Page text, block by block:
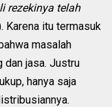
rezekinya telah
Karena itu termasuk
masalah
dan jasa. Justru
hanya saja